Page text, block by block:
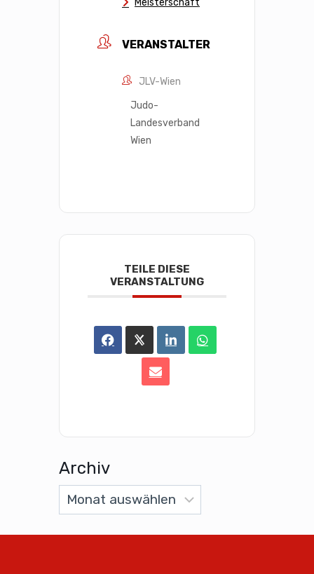
VERANSTALTER
JLV-Wien
Judo-
Landesverband
Wien
TEILE DIESE
VERANSTALTUNG
Archiv